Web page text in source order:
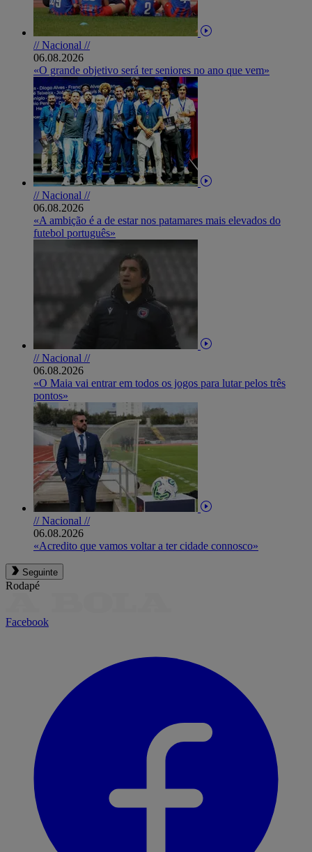
// Nacional //
06.08.2026
«O grande objetivo será ter seniores no ano que vem»
// Nacional //
06.08.2026
«A ambição é a de estar nos patamares mais elevados do
futebol português»
// Nacional //
06.08.2026
«O Maia vai entrar em todos os jogos para lutar pelos três
pontos»
// Nacional //
06.08.2026
«Acredito que vamos voltar a ter cidade connosco»
Seguinte
Rodapé
Facebook